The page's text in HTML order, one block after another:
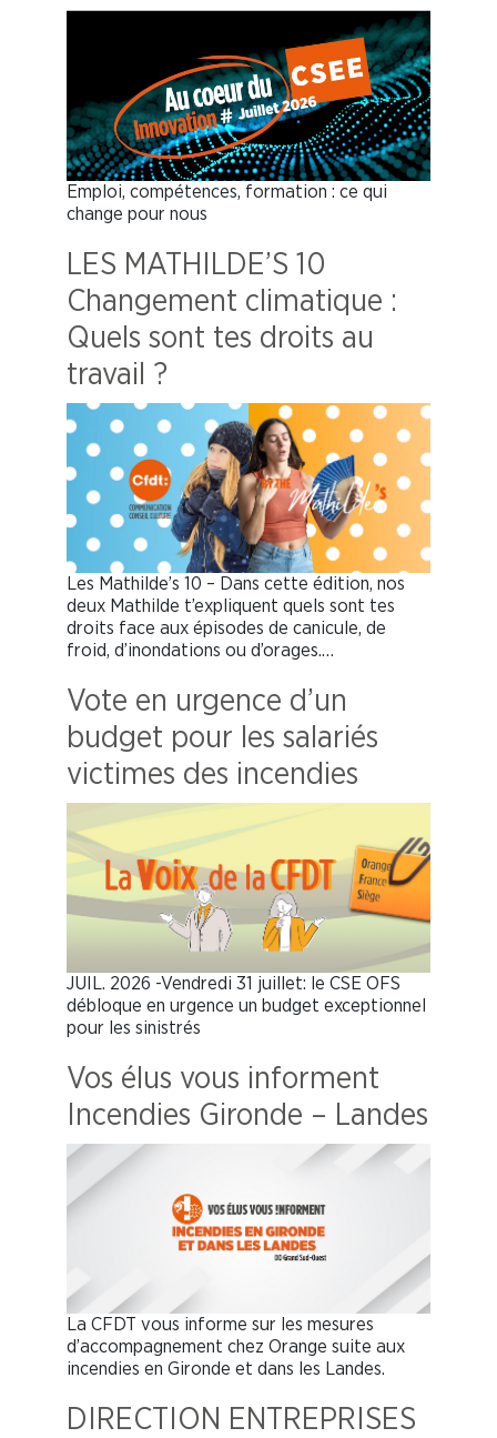
Emploi, compétences, formation : ce qui
change pour nous
LES MATHILDE’S 10
Changement climatique :
Quels sont tes droits au
travail ?
Les Mathilde’s 10 – Dans cette édition, nos
deux Mathilde t’expliquent quels sont tes
droits face aux épisodes de canicule, de
froid, d’inondations ou d’orages.…
Vote en urgence d’un
budget pour les salariés
victimes des incendies
JUIL. 2026 -Vendredi 31 juillet: le CSE OFS
débloque en urgence un budget exceptionnel
pour les sinistrés
Vos élus vous informent
Incendies Gironde – Landes
La CFDT vous informe sur les mesures
d’accompagnement chez Orange suite aux
incendies en Gironde et dans les Landes.
DIRECTION ENTREPRISES